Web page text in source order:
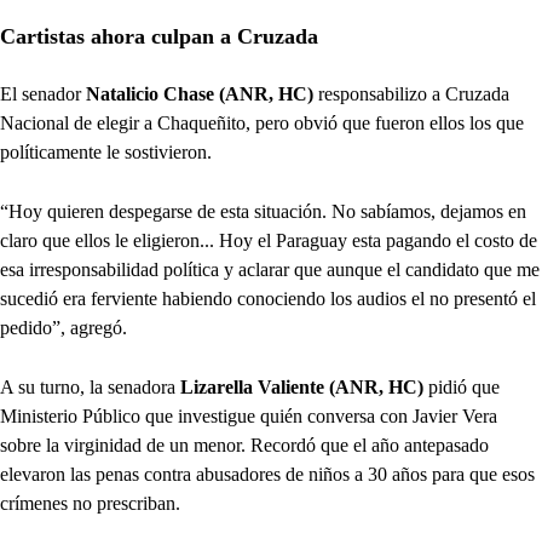
Cartistas ahora culpan a Cruzada
El senadorNatalicio Chase (ANR, HC) responsabilizo a Cruzada
Nacional de elegir a Chaqueñito, pero obvió que fueron ellos los que
políticamente le sostivieron.
“Hoy quieren despegarse de esta situación. No sabíamos, dejamos en
claro que ellos le eligieron... Hoy el Paraguay esta pagando el costo de
esa irresponsabilidad política y aclarar que aunque el candidato que me
sucedió era ferviente habiendo conociendo los audios el no presentó el
pedido”, agregó.
A su turno, la senadora Lizarella Valiente (ANR, HC) pidió que
Ministerio Público que investigue quién conversa con Javier Vera
sobre la virginidad de un menor. Recordó que el año antepasado
elevaron las penas contra abusadores de niños a 30 años para que esos
crímenes no prescriban.